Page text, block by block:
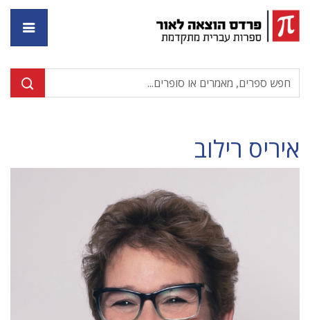
איריס רילוב